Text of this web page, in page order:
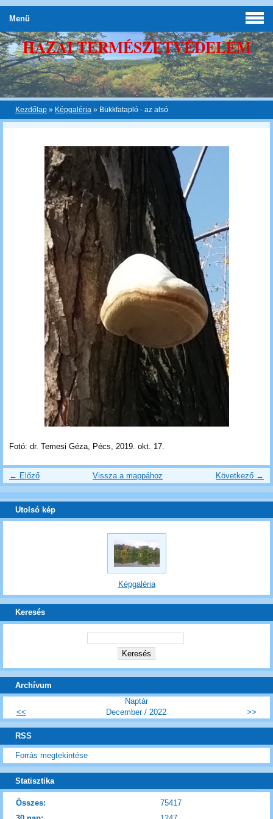
HAZAI TERMÉSZETVÉDELEM
Kezdőlap » Képgaléria » Bükkfatapló - az alsó
Fotó: dr. Temesi Géza, Pécs, 2019. okt. 17.
← Előző Következő →
Vissza a mappához
Menü
Utolsó kép
Képgaléria
Keresés
Archívum
Naptár
<<
December / 2022 >>
RSS
Forrás megtekintése
Statisztika
Összes:
75417